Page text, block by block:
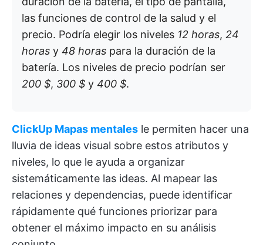
las funciones de control de la salud y el
precio. Podría elegir los niveles 12 horas, 24
horas y 48 horas para la duración de la
batería. Los niveles de precio podrían ser
200 $, 300 $ y 400 $.
ClickUp Mapas mentales le permiten hacer una
lluvia de ideas visual sobre estos atributos y
niveles, lo que le ayuda a organizar
sistemáticamente las ideas. Al mapear las
relaciones y dependencias, puede identificar
rápidamente qué funciones priorizar para
obtener el máximo impacto en su análisis